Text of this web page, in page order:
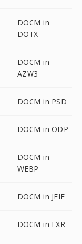
DOCM in
DOTX
DOCM in
AZW3
DOCM in PSD
DOCM in ODP
DOCM in
WEBP
DOCM in JFIF
DOCM in EXR